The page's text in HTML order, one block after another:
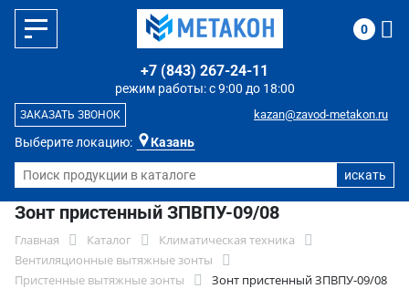
Выберите локацию: Казань
режим работы: с 9:00 до 18:00
+7 (843) 267-24-11
kazan@zavod-metakon.ru
ЗАКАЗАТЬ ЗВОНОК
0
Зонт пристенный ЗПВПУ-09/08
Главная Каталог
Климатическая техника
Вентиляционные вытяжные зонты
Пристенные вытяжные зонты
Зонт пристенный ЗПВПУ-09/08